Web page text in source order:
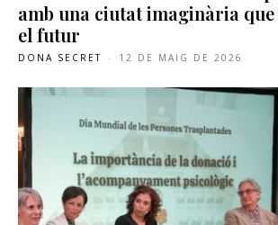
amb una ciutat imaginària que
el futur
DONA SECRET - 12 DE MAIG DE 2026